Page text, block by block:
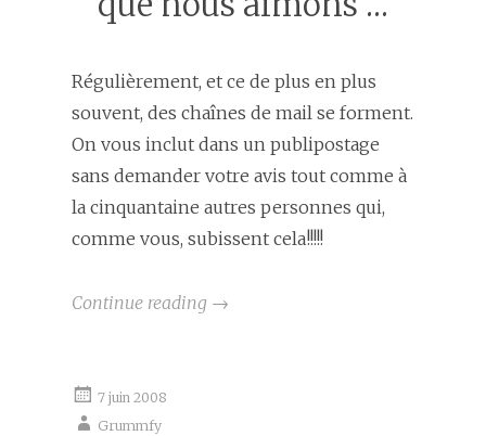
Régulièrement, et ce de plus en plus
souvent, des chaînes de mail se forment.
On vous inclut dans un publipostage
sans demander votre avis tout comme à
la cinquantaine autres personnes qui,
comme vous, subissent cela!!!!!
Continue reading →
7 juin 2008
Grummfy